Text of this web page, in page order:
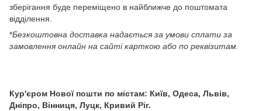
зберігання буде переміщено в найближче до поштомата
відділення.
*Безкоштовна доставка надається за умови сплати за
замовлення онлайн на сайті карткою або по реквізитам.
Кур'єром Нової пошти по містам: Київ, Одеса, Львів,
Дніпро, Вінниця, Луцк, Кривий Ріг.